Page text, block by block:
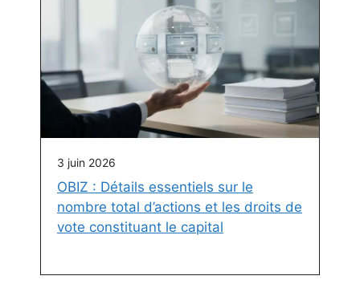
3 juin 2026
OBIZ : Détails essentiels sur le
nombre total d’actions et les droits de
vote constituant le capital